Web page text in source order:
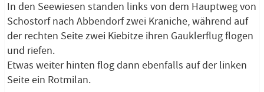
In den Seewiesen standen links von dem Hauptweg von
Schostorf nach Abbendorf zwei Kraniche, während auf
der rechten Seite zwei Kiebitze ihren Gauklerflug flogen
und riefen.
Etwas weiter hinten flog dann ebenfalls auf der linken
Seite ein Rotmilan.